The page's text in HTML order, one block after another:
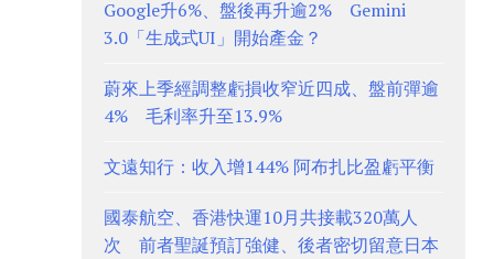
Google升6%、盤後再升逾2% Gemini
3.0「生成式UI」開始產金？
蔚來上季經調整虧損收窄近四成、盤前彈逾
4% 毛利率升至13.9%
文遠知行：收入增144% 阿布扎比盈虧平衡
國泰航空、香港快運10月共接載320萬人
次 前者聖誕預訂強健、後者密切留意日本